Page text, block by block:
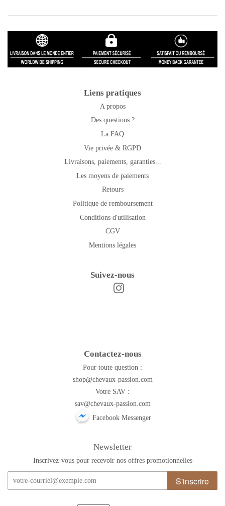
Liens pratiques
A propos
Des questions ?
La FAQ
Vie privée & RGPD
Livraisons, paiements, garanties...
Les moyens de paiements
Retours
Politique de remboursement
Conditions d'utilisation
CGV
Mentions légales
Suivez-nous
Facebook
Contactez-nous
Pour toute question :
shop@chevaux-passion.com
Votre SAV :
sav@chevaux-passion.com
Facebook Messenger
Newsletter
Inscrivez-vous pour recevoir nos offres promotionnelles
S'inscrire